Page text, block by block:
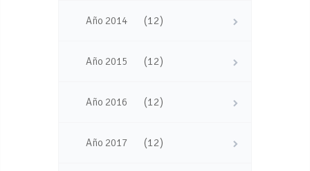
Año 2014 (12)
Año 2015 (12)
Año 2016 (12)
Año 2017 (12)